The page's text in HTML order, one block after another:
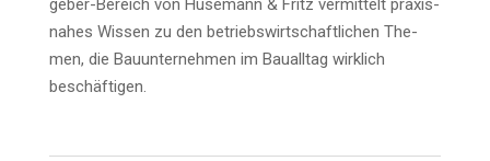
ge­ber-Bereich von Huse­mann & Fritz ver­mit­telt pra­xis­
na­hes Wis­sen zu den betriebs­wirt­schaft­li­chen The­
men, die Bau­un­ter­neh­men im Bau­all­tag wirk­lich
beschäftigen.